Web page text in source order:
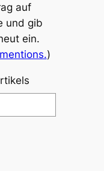
auf
und gib
ein.
)